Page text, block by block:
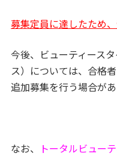
募集定員に達したため
今後、ビューティース
ス）については、合格
追加募集を行う場合があ
なお、
トータルビュー